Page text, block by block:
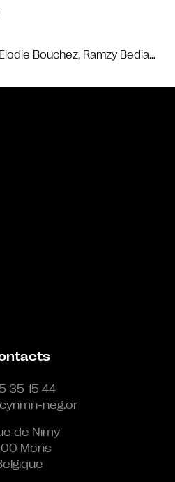
Bouchez, Ramzy Bedia…
35 15 44
neg.or
de Nimy
Mons